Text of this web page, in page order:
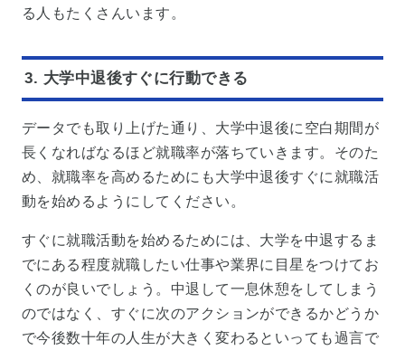
る人もたくさんいます。
3. 大学中退後すぐに行動できる
データでも取り上げた通り、大学中退後に空白期間が
長くなればなるほど就職率が落ちていきます。そのた
め、就職率を高めるためにも大学中退後すぐに就職活
動を始めるようにしてください。
すぐに就職活動を始めるためには、大学を中退するま
でにある程度就職したい仕事や業界に目星をつけてお
くのが良いでしょう。中退して一息休憩をしてしまう
のではなく、すぐに次のアクションができるかどうか
で今後数十年の人生が大きく変わるといっても過言で